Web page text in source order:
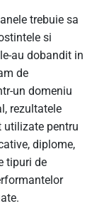
trebuie sa
si
au dobandit in
de
un domeniu
rezultatele
utilizate pentru
diplome,
tipuri de